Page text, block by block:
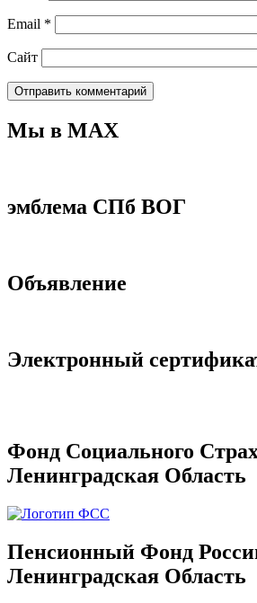
Email *
Сайт
Мы в МАХ
эмблема СПб ВОГ
Объявление
Электронный
Фонд Социального
Ленинградская Область
Пенсионный Фонд
Ленинградская Область